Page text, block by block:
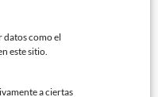
datos como el
este sitio.
a ciertas